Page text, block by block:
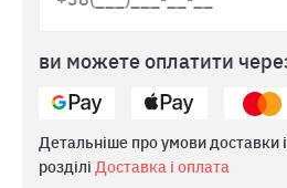
ви можете оплатити
Детальніше про умови доставки
розділі Доставка і оплата